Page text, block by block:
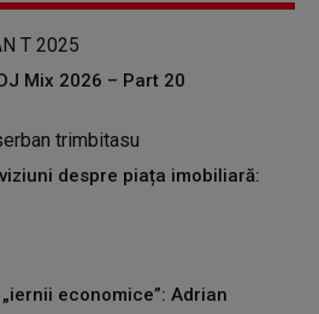
Mix 2026 – Part 20
despre piața imobiliară:
economice”: Adrian